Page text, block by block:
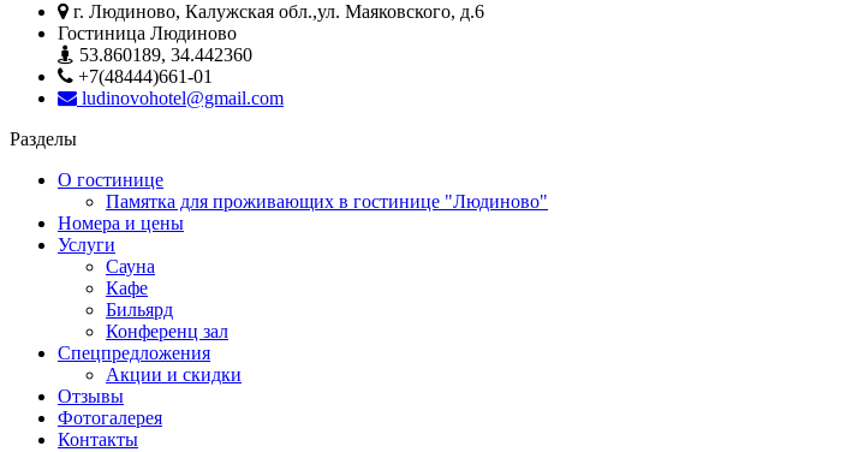
г. Людиново, Калужская обл.,ул. Маяковского, д.6
Гостиница Людиново
53.860189, 34.442360
+7(48444)661-01
ludinovohotel@gmail.com
Разделы
О гостинице
Памятка для проживающих в гостинице "Людиново"
Номера и цены
Услуги
Сауна
Кафе
Бильярд
Конференц зал
Спецпредложения
Акции и скидки
Отзывы
Фотогалерея
Контакты